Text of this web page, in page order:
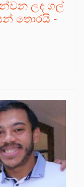
ලද ගල්
තොරයි -